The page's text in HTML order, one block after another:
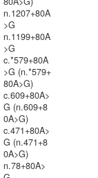
n.1207+80A
>G
n.1199+80A
>G
c.*579+80A
>G (n.*579+
80A>G)
c.609+80A>
G (n.609+8
0A>G)
c.471+80A>
G (n.471+8
0A>G)
n.78+80A>